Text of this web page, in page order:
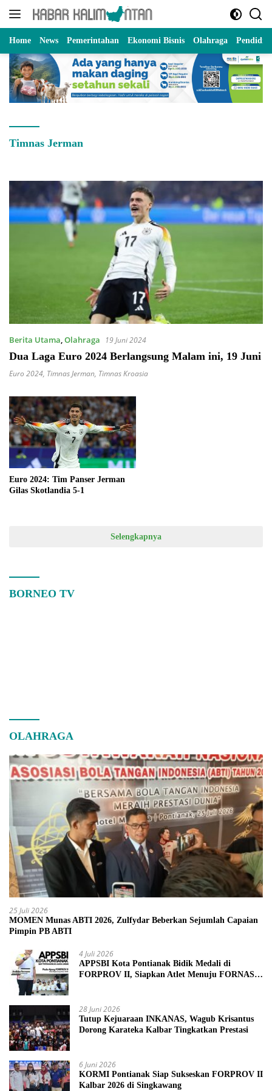
Langsung
Home News Pemerintahan Ekonomi Bisnis Olahraga
Timnas Jerman
Berita Utama,Olahraga 19 Juni 2024
Dua Laga Euro 2024 Berlangsung Malam ini, 19 Juni
Euro 2024, Timnas Jerman, Timnas Kroasia
Euro 2024: Tim Panser Jerman
Gilas Skotlandia 5-1
Selengkapnya
BORNEO TV
OLAHRAGA
25 Juli 2026
MOMEN Munas ABTI 2026, Zulfydar Beberkan Sejumlah Capaian
Pimpin PB ABTI
4 Juli 2026
APPSBI Kota Pontianak Bidik Medali di
FORPROV II, Siapkan Atlet Menuju FORNAS
28 Juni 2026
Tutup Kejuaraan INKANAS, Wagub Krisantus
Dorong Karateka Kalbar Tingkatkan Prestasi
6 Juni 2026
KORMI Pontianak Siap Sukseskan FORPROV II
Kalbar 2026 di Singkawang